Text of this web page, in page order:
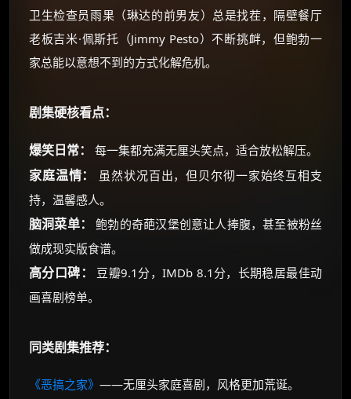
卫生检查员雨果（琳达的前男友）总是找茬，隔壁餐厅
老板吉米·佩斯托（Jimmy Pesto）不断挑衅，但鲍勃一
家总能以意想不到的方式化解危机。
剧集硬核看点：
爆笑日常： 每一集都充满无厘头笑点，适合放松解压。
家庭温情：
虽然状况百出，但贝尔彻一家始终互相支
持，温馨感人。
脑洞菜单：
鲍勃的奇葩汉堡创意让人捧腹，甚至被粉丝
做成现实版食谱。
高分口碑：
豆瓣9.1分，IMDb 8.1分，长期稳居最佳动
画喜剧榜单。
同类剧集推荐：
《恶搞之家》 ——无厘头家庭喜剧，风格更加荒诞。